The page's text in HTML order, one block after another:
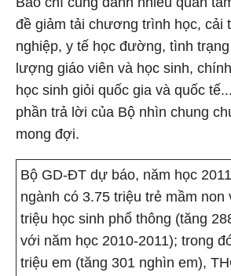
đề giảm tải chương trình học, cải
nghiệp, y tế học đường, tình
lượng giáo viên và học sinh,
học sinh giỏi quốc gia và quốc
phần trả lời của Bộ nhìn chung
mong đợi.
Bộ GD-ĐT dự báo, năm học
ngành có 3.75 triệu trẻ mầm non
triệu học sinh phổ thông (tăng
với năm học 2010-2011); trong
triệu em (tăng 301 nghìn em),